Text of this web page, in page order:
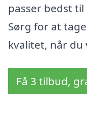
passer bedst
Sørg for at
kvalitet, når
Få 3 tilbud,